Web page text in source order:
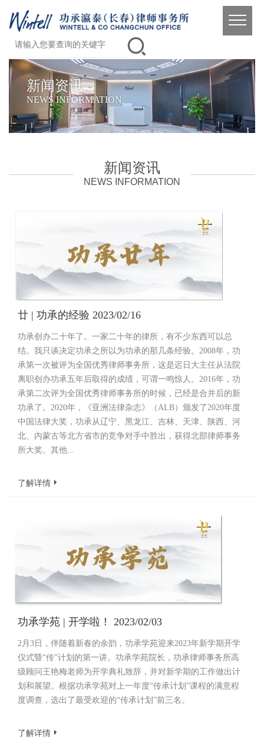
新闻资讯
NEWS INFORMATION
新闻资讯
NEWS INFORMATION
廿 | 功承的经验 2023/02/16
功承创办二十年了。一家二十年的律所，有不少东西可以总
结。我只谈决定功承之所以为功承的那几条经验。2008年，功
承第一次被评为全国优秀律师事务所，这是迟日大主任从法院
离职创办功承五年后取得的成绩，可谓一鸣惊人。2016年，功
承第二次评为全国优秀律师事务所的时候，已经是合并后的新
功承了。2020年，《亚洲法律杂志》（ALB）颁发了2020年度
中国法律大奖，功承从辽宁、黑龙江、吉林、天津、陕西、河
北、内蒙古等北方省市的竞争对手中胜出，获得北部律师事务
所大奖。其他...
了解详情
功承学苑 | 开学啦！ 2023/02/03
2月3日，伴随着新春的余韵，功承学苑迎来2023年新学期开学
仪式暨“传”计划的第一讲。功承学苑院长，功承律师事务所高
级顾问王艳梅老师为开学典礼致辞，并对新学期的工作做出计
划和展望。根据功承学苑对上一年度“传承计划”课程的满意程
度调查，选出了最受欢迎的“传承计划”前三名。
了解详情